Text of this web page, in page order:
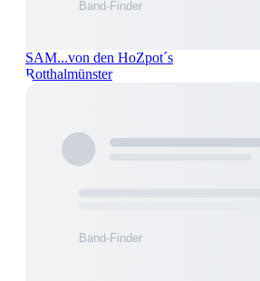
SAM...von den HoZpot´s
Rotthalmünster